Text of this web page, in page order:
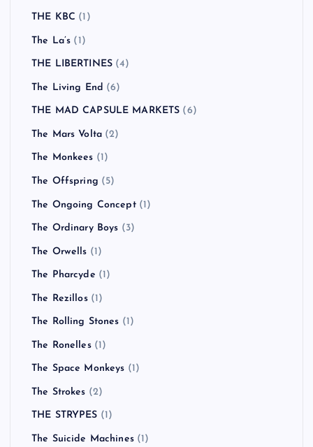
THE KBC (1)
The La’s (1)
THE LIBERTINES (4)
The Living End (6)
THE MAD CAPSULE MARKETS (6)
The Mars Volta (2)
The Monkees (1)
The Offspring (5)
The Ongoing Concept(1)
The Ordinary Boys (3)
The Orwells (1)
The Pharcyde (1)
The Rezillos(1)
The Rolling Stones (1)
The Ronelles(1)
The Space Monkeys (1)
The Strokes (2)
THE STRYPES (1)
The Suicide Machines(1)